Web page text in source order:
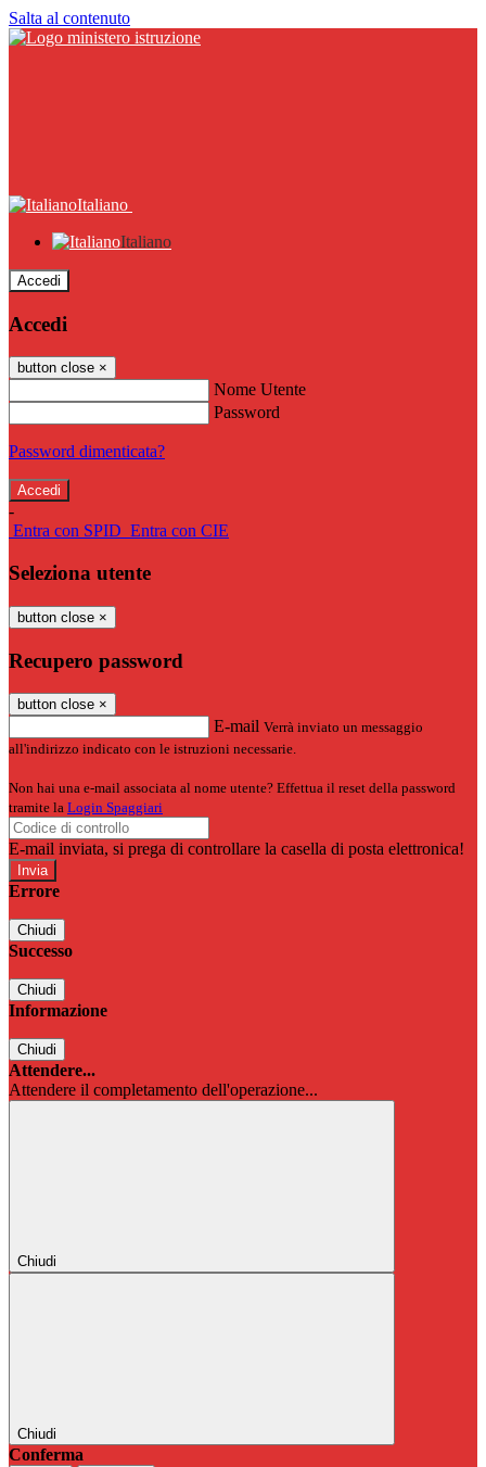
Salta al contenuto
Italiano
Italiano
Accedi
Accedi
button close ×
Nome Utente
Password
Password dimenticata?
-
Entra con SPID Entra con CIE
Seleziona utente
button close ×
Recupero password
button close ×
E-mail Verrà inviato un messaggio
all'indirizzo indicato con le istruzioni necessarie.
Non hai una e-mail associata al nome utente? Effettua il reset della password
tramite la Login Spaggiari
E-mail inviata, si prega di controllare la casella di posta elettronica!
Errore
Chiudi
Successo
Chiudi
Informazione
Chiudi
Attendere...
Attendere il completamento dell'operazione...
Chiudi
Chiudi
Conferma